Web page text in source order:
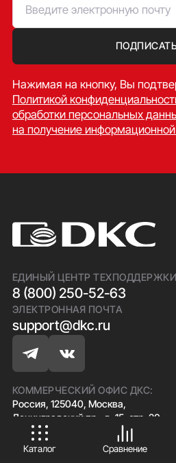
Нажимая на кнопку, Вы
Политикой
обработки персональных
на получение
ЕДИНЫЙ ЦЕНТР ТЕХПОДДЕРЖКИ
8 (800) 250-52-63
ЭЛЕКТРОННАЯ ПОЧТА
support@dkc.ru
КОММЕРЧЕСКИЙ ОФИС ДКС:
Россия, 125040, Москва,
Ленинградский пр., д. 15, стр. 20
Телефон:
+7 (495) 777 77 79
Факс:+7 (495) 777 77 79
Каталог Сравнение
ПРИНИМАЮ